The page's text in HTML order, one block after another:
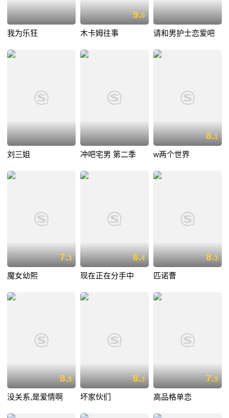
我为乐狂
9.0
木卡姆往事 请和男护士恋爱吧
刘三姐 冲吧宅男 第二季
8.1
w两个世界
7.3
魔女幼熙
6.4
现在正在分手中
8.3
匹诺曹
8.5
没关系,是爱情啊
8.3
坏家伙们
7.5
高品格单恋